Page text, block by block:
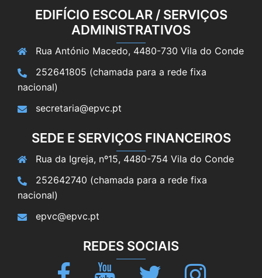
EDIFÍCIO ESCOLAR / SERVIÇOS
ADMINISTRATIVOS
Rua António Macedo, 4480-730 Vila do Conde
252641805 (chamada para a rede fixa
nacional)
secretaria@epvc.pt
SEDE E SERVIÇOS FINANCEIROS
Rua da Igreja, nº15, 4480-754 Vila do Conde
252642740 (chamada para a rede fixa
nacional)
epvc@epvc.pt
REDES SOCIAIS
Facebook Youtube Twitter Instagram